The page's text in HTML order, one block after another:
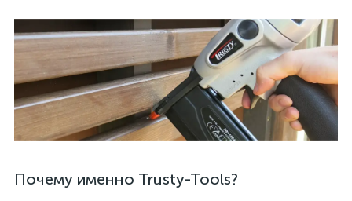
Почему именно Trusty-Tools?